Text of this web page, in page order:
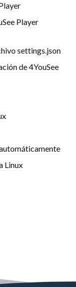
Player
settings.json
de 4YouSee
Linux